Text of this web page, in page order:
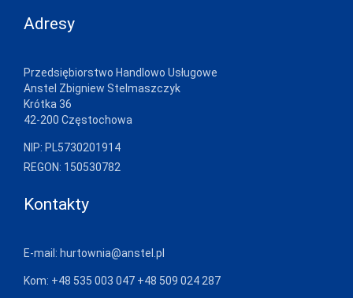
Adresy
Przedsiębiorstwo Handlowo Usługowe
Anstel Zbigniew Stelmaszczyk
Krótka 36
42-200 Częstochowa
NIP: PL5730201914
REGON: 150530782
Kontakty
E-mail: hurtownia@anstel.pl
Kom: +48 535 003 047 +48 509 024 287